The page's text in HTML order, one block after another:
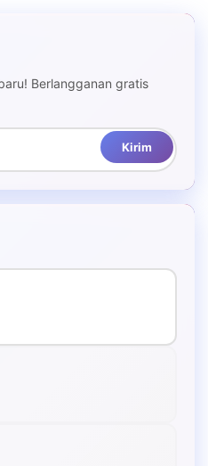
Berlangganan gratis
Kirim